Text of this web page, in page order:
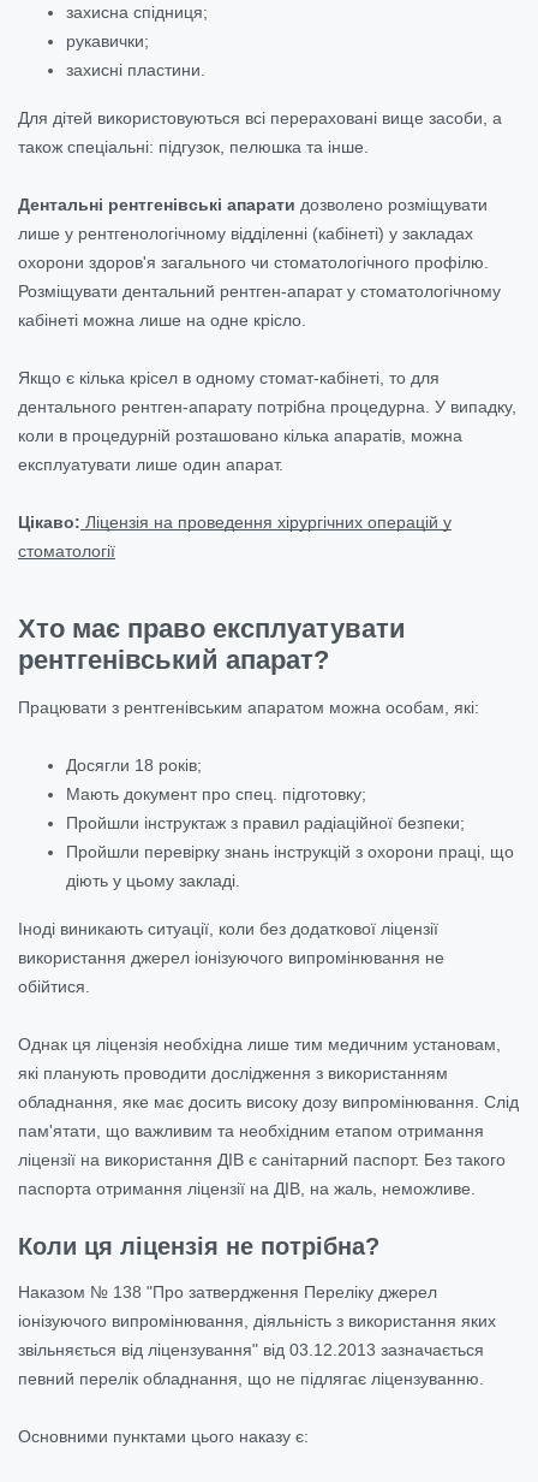
захисна спідниця;
рукавички;
захисні пластини.
Для дітей використовуються всі перераховані вище засоби, а
також спеціальні: підгузок, пелюшка та інше.
Дентальні рентгенівські апарати дозволено розміщувати
лише у рентгенологічному відділенні (кабінеті) у закладах
охорони здоров'я загального чи стоматологічного профілю.
Розміщувати дентальний рентген-апарат у стоматологічному
кабінеті можна лише на одне крісло.
Якщо є кілька крісел в одному стомат-кабінеті, то для
дентального рентген-апарату потрібна процедурна. У випадку,
коли в процедурній розташовано кілька апаратів, можна
експлуатувати лише один апарат.
Цікаво: Ліцензія на проведення хірургічних операцій у
стоматології
Хто має право експлуатувати
рентгенівський апарат?
Працювати з рентгенівським апаратом можна особам, які:
Досягли 18 років;
Мають документ про спец. підготовку;
Пройшли інструктаж з правил радіаційної безпеки;
Пройшли перевірку знань інструкцій з охорони праці, що
діють у цьому закладі.
Іноді виникають ситуації, коли без додаткової ліцензії
використання джерел іонізуючого випромінювання не
обійтися.
Однак ця ліцензія необхідна лише тим медичним установам,
які планують проводити дослідження з використанням
обладнання, яке має досить високу дозу випромінювання. Слід
пам'ятати, що важливим та необхідним етапом отримання
ліцензії на використання ДІВ є санітарний паспорт. Без такого
паспорта отримання ліцензії на ДІВ, на жаль, неможливе.
Коли ця ліцензія не потрібна?
Наказом № 138 "Про затвердження Переліку джерел
іонізуючого випромінювання, діяльність з використання яких
звільняється від ліцензування" від 03.12.2013 зазначається
певний перелік обладнання, що не підлягає ліцензуванню.
Основними пунктами цього наказу є: